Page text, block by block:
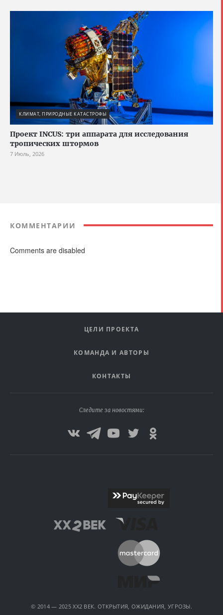
КЛИМАТ, ПРИРОДНЫЕ КАТАСТРОФЫ
Проект INCUS: три аппарата для исследования
тропических штормов
7 Июль, 2026
КОММЕНТАРИИ
Comments are disabled
ЦЕЛИ ПРОЕКТА
КОМАНДА И АВТОРЫ
КОНТАКТЫ
Следите за новостями:
© 2014 — 2025 XX2 ВЕК. ОТКРЫТИЯ, ОЖИДАНИЯ, УГРОЗЫ.